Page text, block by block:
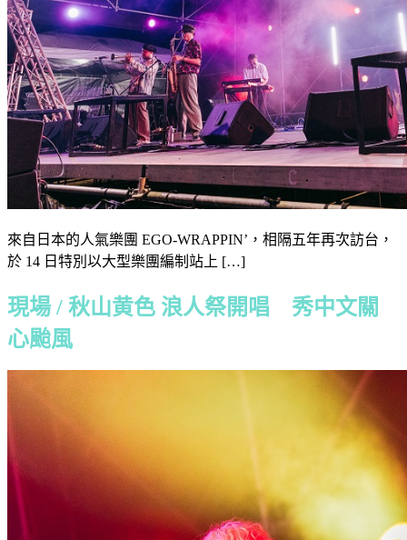
來自日本的人氣樂團 EGO-WRAPPIN’，相隔五年再次訪台，
於 14 日特別以大型樂團編制站上 […]
現場 / 秋山黄色 浪人祭開唱 秀中文關
心颱風